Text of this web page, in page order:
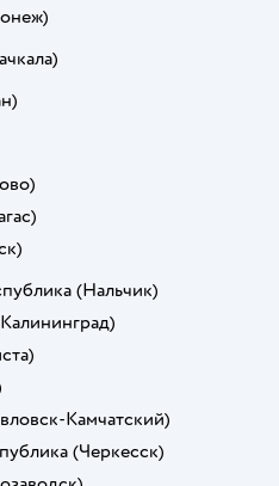
(Нальчик)
Камчатский)
(Черкесск)